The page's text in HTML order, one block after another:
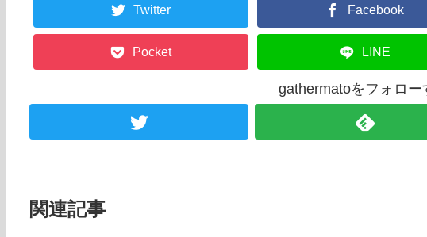
Twitter Facebook
Pocket LINE
gathermatoをフォロー
関連記事